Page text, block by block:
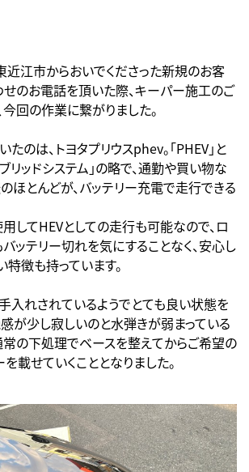
近江市からおいでくださった新規のお客
せのお電話を頂いた際、キーパー施工のご
回の作業に繋がりました。
のは、トヨタプリウスphev。「PHEV」と
リッドシステム」の略で、通勤や買い物な
ほとんどが、バッテリー充電で走行できる
してHEVとしての走行も可能なので、ロ
ッテリー切れを気にすることなく、安心し
徴も持っています。
入れされているようでとても良い状態を
が少し寂しいのと水弾きが弱まっている
常の下処理でベースを整えてからご希望の
載せていくこととなりました。